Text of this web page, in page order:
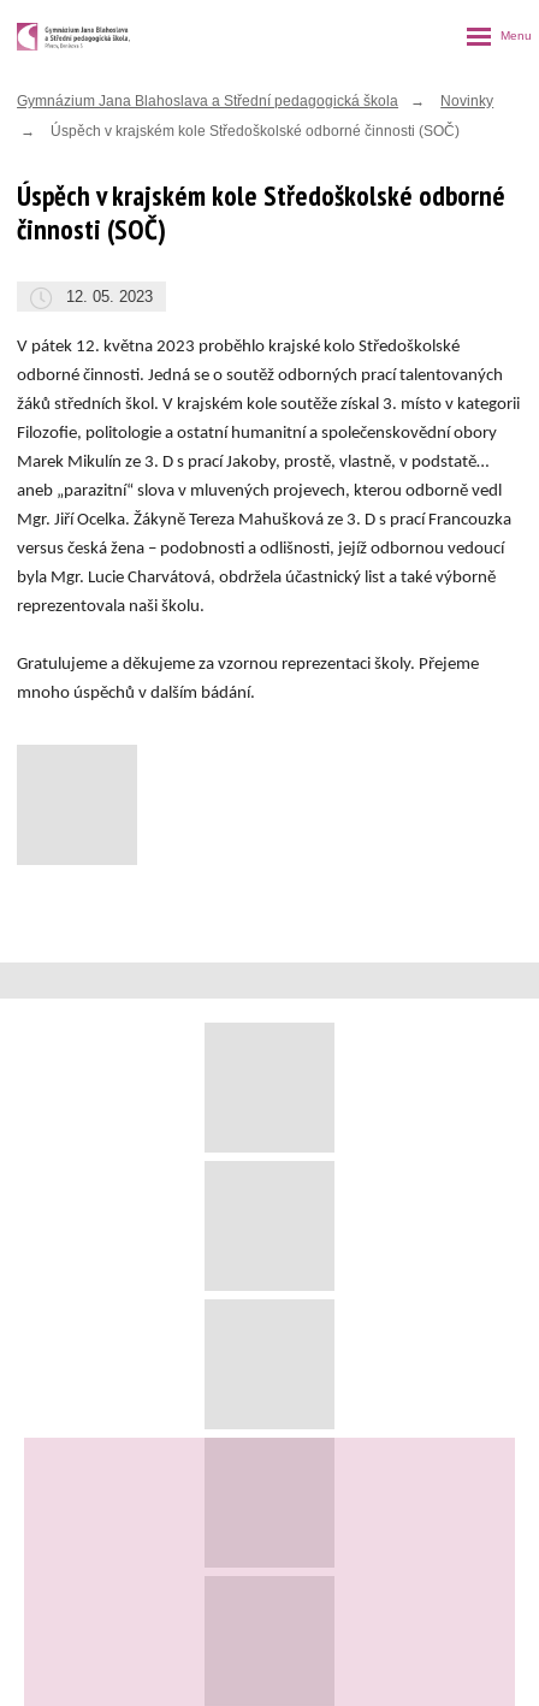
Gymnázium Jana Blahoslava a Střední pedagogická škola
Novinky
Úspěch v krajském kole Středoškolské odborné činnosti (SOČ)
Úspěch v krajském kole Středoškolské odborné
činnosti (SOČ)
12. 05. 2023
V pátek 12. května 2023 proběhlo krajské kolo Středoškolské
odborné činnosti. Jedná se o soutěž odborných prací talentovaných
žáků středních škol. V krajském kole soutěže získal 3. místo v kategorii
Filozofie, politologie a ostatní humanitní a společenskovědní obory
Marek Mikulín ze 3. D s prací Jakoby, prostě, vlastně, v podstatě…
aneb „parazitní“ slova v mluvených projevech, kterou odborně vedl
Mgr. Jiří Ocelka. Žákyně Tereza Mahušková ze 3. D s prací Francouzka
versus česká žena – podobnosti a odlišnosti, jejíž odbornou vedoucí
byla Mgr. Lucie Charvátová, obdržela účastnický list a také výborně
reprezentovala naši školu.
Gratulujeme a děkujeme za vzornou reprezentaci školy. Přejeme
mnoho úspěchů v dalším bádání.